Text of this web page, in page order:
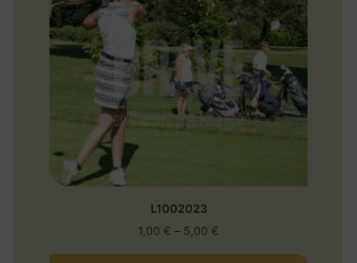
L1002023
1,00 € – 5,00 €